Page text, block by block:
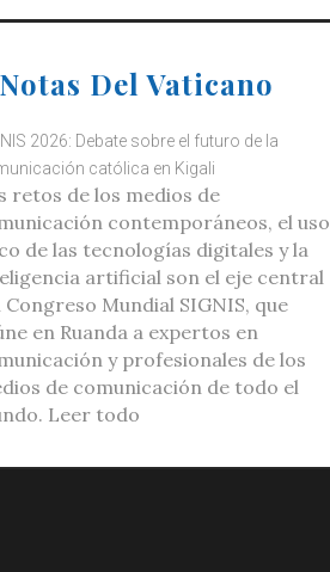
Del Vaticano
2026: Debate sobre el futuro de la
católica en Kigali
retos de los medios de
contemporáneos, el uso
de las tecnologías digitales y la
artificial son el eje central
Congreso Mundial SIGNIS, que
en Ruanda a expertos en
y profesionales de los
de comunicación de todo el
Leer todo